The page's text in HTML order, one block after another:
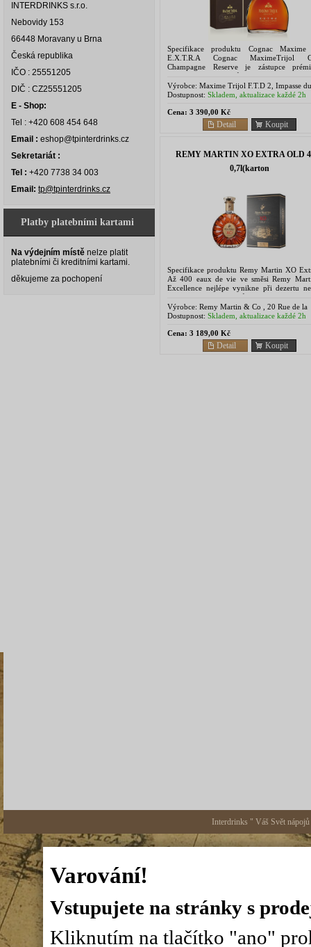
INTERDRINKS s.r.o.
Nebovidy 153
66448 Moravany u Brna
Česká republika
IČO : 25551205
DIČ : CZ25551205
E - Shop:
Tel : +420 608 454 648
Email : eshop@tpinterdrinks.cz
Sekretariát :
Tel : +420 7738 34 003
Email: tp@tpinterdrinks.cz
Platby platebními kartami
Na výdejním místě nelze platit
platebními či kreditními kartami.
děkujeme za pochopení
Specifikace produktu Cognac
E.X.T.R.A Cognac MaximeTrijol
Champagne Reserve je zástupce
nezávislých výrobců Francouzských
Pochází ze samého srdce regionu Cognac...
Výrobce: Maxime Trijol F.T.D 2, Impasse du
Paradis 17520 Saint-Martial S/Né FRANCE
Dostupnost: Skladem, aktualizace každé 2h
Cena: 3 390,00 Kč
Koupit
Detail
REMY MARTIN XO EXTRA OLD
0,7l(karton
Specifikace produktu Remy Martin XO
Až 400 eaux de vie ve směsi Remy
Excellence nejlépe vynikne při dezertu
jídle s doutníkem. Ve vůni i chuti se
Výrobce: Remy Martin & Co , 20 Rue de la
Société Vinicole, 16100 Cognac, France
Dostupnost: Skladem, aktualizace každé 2h
Cena: 3 189,00 Kč
Koupit
Detail
Interdrinks " Váš Svět
Varování!
Vstupujete na stránky s
Kliknutím na tlačítko "ano"